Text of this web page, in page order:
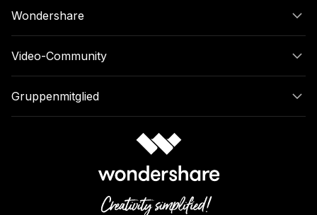
Wondershare
Video-Community
Gruppenmitglied